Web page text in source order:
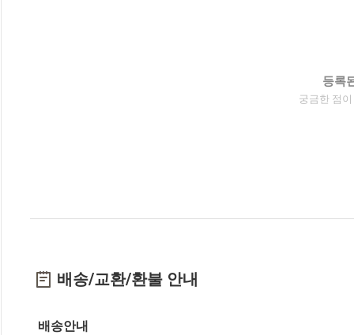
등록
궁금한 점
배송/교환/환불 안내
배송안내